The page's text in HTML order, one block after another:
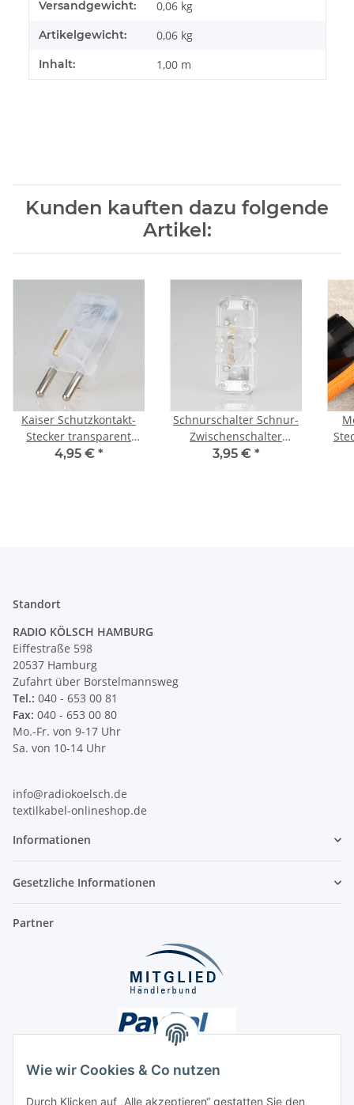
Wie wir Cookies & Co nutzen
Durch Klicken auf „Alle akzeptieren“ gestatten Sie den
Produkteigenschaft
Wert
Versandgewicht: 0,06 kg
Artikelgewicht: 0,06 kg
Inhalt: 1,00 m
Kunden kauften dazu folgende
Artikel:
Kaiser Schutzkontakt-
Stecker transparent
250V/16A
4,95 € *
Schnurschalter Schnur-
Zwischenschalter
Handschalter
3,95 € *
Standort
RADIO KÖLSCH HAMBURG
Eiffestraße 598
20537 Hamburg
Zufahrt über Borstelmannsweg
Tel.: 040 - 653 00 81
Fax: 040 - 653 00 80
Mo.-Fr. von 9-17 Uhr
Sa. von 10-14 Uhr
info@radiokoelsch.de
textilkabel-onlineshop.de
Informationen
Gesetzliche Informationen
Partner